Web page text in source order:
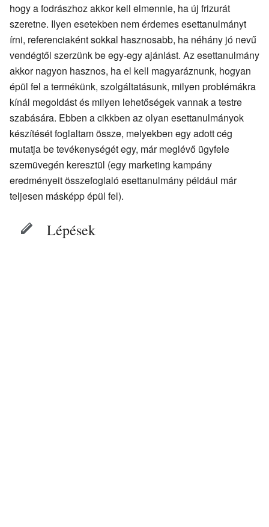
hogy a fodrászhoz akkor kell elmennie, ha új frizurát
szeretne. Ilyen esetekben nem érdemes esettanulmányt
írni, referenciaként sokkal hasznosabb, ha néhány jó nevű
vendégtől szerzünk be egy-egy ajánlást. Az esettanulmány
akkor nagyon hasznos, ha el kell magyaráznunk, hogyan
épül fel a termékünk, szolgáltatásunk, milyen problémákra
kínál megoldást és milyen lehetőségek vannak a testre
szabására. Ebben a cikkben az olyan esettanulmányok
készítését foglaltam össze, melyekben egy adott cég
mutatja be tevékenységét egy, már meglévő ügyfele
szemüvegén keresztül (egy marketing kampány
eredményeit összefoglaló esettanulmány például már
teljesen másképp épül fel).
Lépések